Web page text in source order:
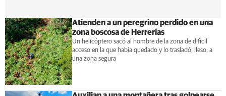
Atienden a un peregrino perdido en una
zona boscosa de Herrerías
Un helicóptero sacó al hombre de la zona de difícil
acceso en la que había quedado y lo trasladó, ileso, a
una zona segura